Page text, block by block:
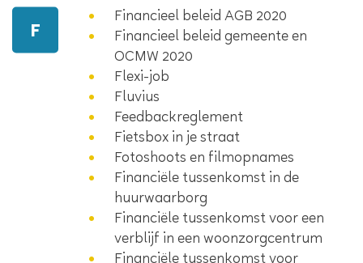
F
Financieel beleid AGB 2020
Financieel beleid gemeente en
OCMW 2020
Flexi-job
Fluvius
Feedbackreglement
Fietsbox in je straat
Fotoshoots en filmopnames
Financiële tussenkomst in de
huurwaarborg
Financiële tussenkomst voor een
verblijf in een woonzorgcentrum
Financiële tussenkomst voor